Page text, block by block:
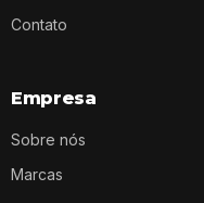
Contato
Empresa
Sobre nós
Marcas